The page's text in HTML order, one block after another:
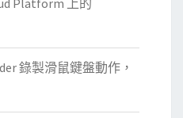
Platform 上的
錄製滑鼠鍵盤動作，